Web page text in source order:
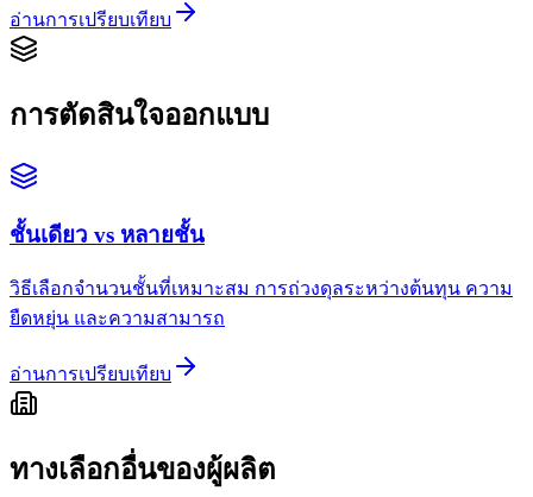
อ่านการเปรียบเทียบ
การตัดสินใจออกแบบ
ชั้นเดียว vs หลายชั้น
วิธีเลือกจำนวนชั้นที่เหมาะสม การถ่วงดุลระหว่างต้นทุน ความ
ยืดหยุ่น และความสามารถ
อ่านการเปรียบเทียบ
ทางเลือกอื่นของผู้ผลิต